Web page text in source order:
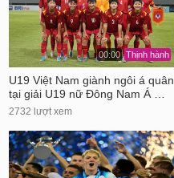
00:00 Thịnh hành
U19 Việt Nam giành ngôi á quân
tại giải U19 nữ Đông Nam Á …
2732 lượt xem